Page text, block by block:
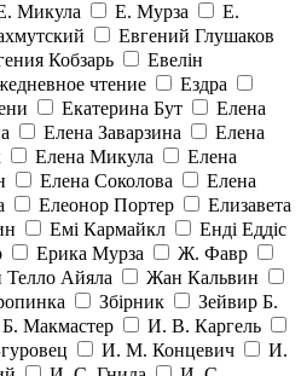
Микула Е. Мурза
Е.
Евгений Глушаков
Кобзарь
Евелін
чтение
Ездра
Екатерина Бут
Елена
Елена Заварзина
Елена
Елена Микула
Елена
Елена Соколова
Елена
Елеонор Портер
Елизавета
Емі Кармайкл
Ендi Еддiс
Ерика Мурза
Ж. Фавр
Айяла
Жан Кальвин
Збірник
Зейвир Б.
Макмастер
И. В. Каргель
И. М. Концевич
И.